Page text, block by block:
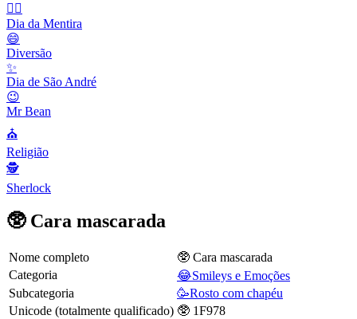
🙆‍♂️
Dia da Mentira
😄
Diversão
✨
Dia de São André
😉
Mr Bean
⛪️
Religião
🕵️
Sherlock
🥸 Cara mascarada
Nome completo
🥸 Cara mascarada
Categoria
😂Smileys e Emoções
Subcategoria
🥳Rosto com chapéu
Unicode (totalmente qualificado) 🥸 1F978